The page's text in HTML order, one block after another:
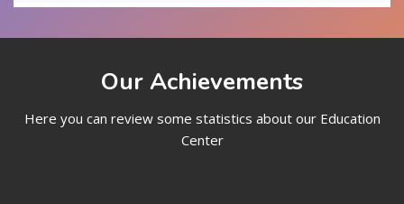
Our Achievements
Here you can review some statistics about our Education
Center